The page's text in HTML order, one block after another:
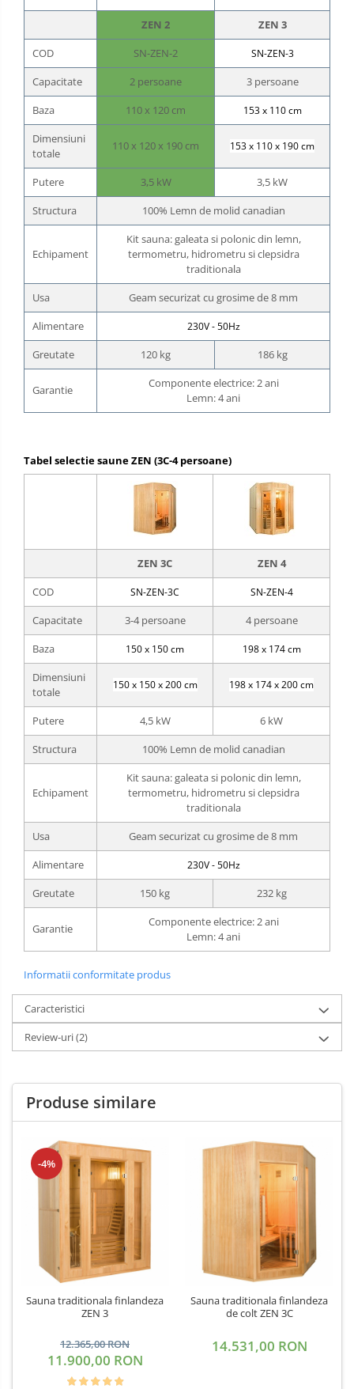
ZEN 2
ZEN 3
COD
SN-ZEN-2 SN-ZEN-3
Capacitate 2 persoane
3 persoane
Baza
110 x 120 cm 153 x 110 cm
Dimensiuni
totale
110 x 120 x 190 cm 153 x 110 x 190 cm
Putere 3,5 kW
3,5 kW
Structura
100% Lemn de molid canadian
Echipament
Kit sauna: galeata si polonic din lemn,
termometru, hidrometru si clepsidra
traditionala
Usa
Geam securizat cu grosime de 8 mm
Alimentare
230V - 50Hz
Greutate 120 kg 186 kg
Garantie
Componente electrice: 2 ani
Lemn: 4 ani
Tabel selectie saune ZEN (3C-4 persoane)
ZEN 3C
ZEN 4
COD
SN-ZEN-3C SN-ZEN-4
Capacitate 3-4 persoane
4 persoane
Baza
150 x 150 cm 198 x 174 cm
Dimensiuni
totale
150 x 150 x 200 cm 198 x 174 x 200 cm
Putere 4,5 kW
6 kW
Structura
100% Lemn de molid canadian
Echipament
Kit sauna: galeata si polonic din lemn,
termometru, hidrometru si clepsidra
traditionala
Usa
Geam securizat cu grosime de 8 mm
Alimentare
230V - 50Hz
Greutate 150 kg 232 kg
Garantie
Componente electrice: 2 ani
Lemn: 4 ani
Informatii conformitate produs
Caracteristici
Review-uri(2)
Produse similare
-4%
Sauna traditionala finlandeza
ZEN 3
12.365,00 RON
11.900,00 RON
Sauna traditionala finlandeza
de colt ZEN 3C
14.531,00 RON